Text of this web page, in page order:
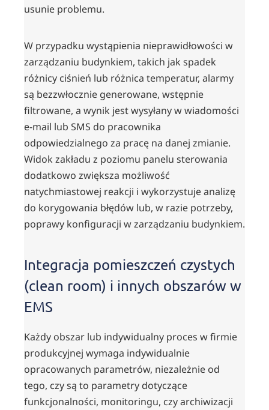
usunie problemu.
W przypadku wystąpienia nieprawidłowości w
zarządzaniu budynkiem, takich jak spadek
różnicy ciśnień lub różnica temperatur, alarmy
są bezzwłocznie generowane, wstępnie
filtrowane, a wynik jest wysyłany w wiadomości
e-mail lub SMS do pracownika
odpowiedzialnego za pracę na danej zmianie.
Widok zakładu z poziomu panelu sterowania
dodatkowo zwiększa możliwość
natychmiastowej reakcji i wykorzystuje analizę
do korygowania błędów lub, w razie potrzeby,
poprawy konfiguracji w zarządzaniu budynkiem.
Integracja pomieszczeń czystych
(clean room) i innych obszarów w
EMS
Każdy obszar lub indywidualny proces w firmie
produkcyjnej wymaga indywidualnie
opracowanych parametrów, niezależnie od
tego, czy są to parametry dotyczące
funkcjonalności, monitoringu, czy archiwizacji